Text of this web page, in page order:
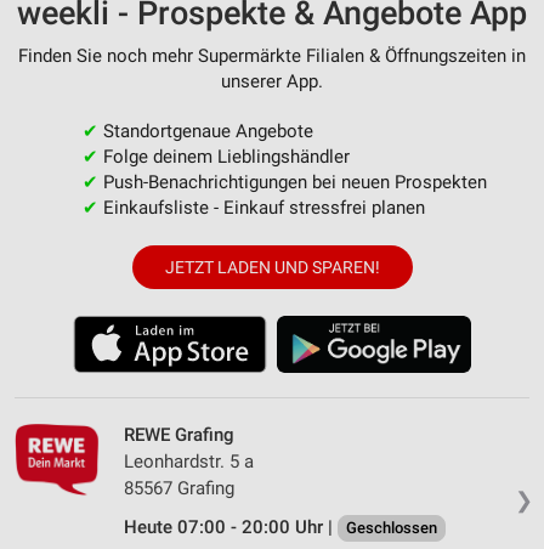
weekli - Prospekte & Angebote App
Finden Sie noch mehr Supermärkte Filialen & Öffnungszeiten in
unserer App.
✔ Standortgenaue Angebote
✔ Folge deinem Lieblingshändler
✔ Push-Benachrichtigungen bei neuen Prospekten
✔ Einkaufsliste - Einkauf stressfrei planen
JETZT LADEN UND SPAREN!
❯
REWE Grafing
Leonhardstr. 5 a
85567 Grafing
Heute 07:00 - 20:00 Uhr |
Geschlossen